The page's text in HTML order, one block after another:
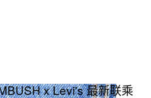
x Levi's 最新联乘